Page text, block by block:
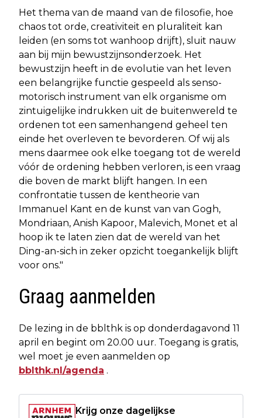
Het thema van de maand van de filosofie, hoe
chaos tot orde, creativiteit en pluraliteit kan
leiden (en soms tot wanhoop drijft), sluit nauw
aan bij mijn bewustzijnsonderzoek. Het
bewustzijn heeft in de evolutie van het leven
een belangrijke functie gespeeld als senso-
motorisch instrument van elk organisme om
zintuigelijke indrukken uit de buitenwereld te
ordenen tot een samenhangend geheel ten
einde het overleven te bevorderen. Of wij als
mens daarmee ook elke toegang tot de wereld
vóór de ordening hebben verloren, is een vraag
die boven de markt blijft hangen. In een
confrontatie tussen de kentheorie van
Immanuel Kant en de kunst van van Gogh,
Mondriaan, Anish Kapoor, Malevich, Monet et al
hoop ik te laten zien dat de wereld van het
Ding-an-sich in zeker opzicht toegankelijk blijft
voor ons."
Graag aanmelden
De lezing in de bblthk is op donderdagavond 11
april en begint om 20.00 uur. Toegang is gratis,
wel moet je even aanmelden op
bblthk.nl/agenda .
Krijg onze dagelijkse